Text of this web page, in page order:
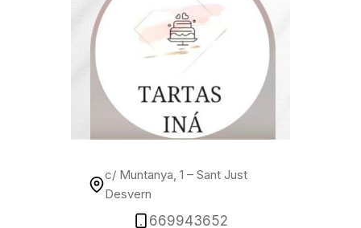
c/ Muntanya, 1 – Sant Just
Desvern
669943652